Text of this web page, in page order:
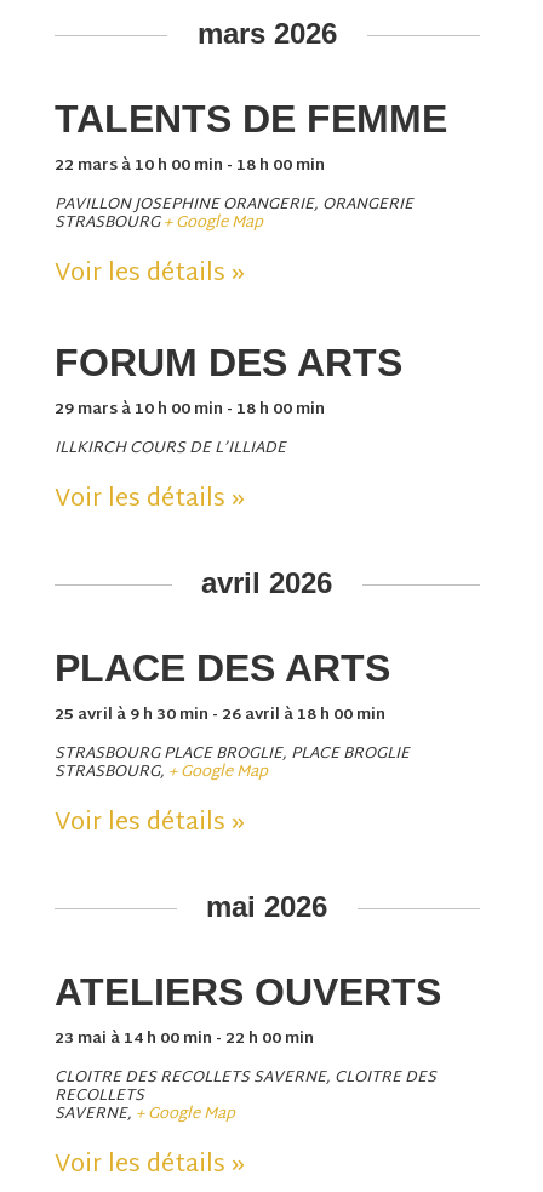
mars 2026
TALENTS DE FEMME
22 mars à 10 h 00 min - 18 h 00 min
PAVILLON JOSEPHINE ORANGERIE, ORANGERIE
STRASBOURG+ Google Map
Voir les détails »
FORUM DES ARTS
29 mars à 10 h 00 min - 18 h 00 min
ILLKIRCH COURS DE L’ILLIADE
Voir les détails »
avril 2026
PLACE DES ARTS
25 avril à 9 h 30 min - 26 avril à 18 h 00 min
STRASBOURG PLACE BROGLIE, PLACE BROGLIE
STRASBOURG, + Google Map
Voir les détails »
mai 2026
ATELIERS OUVERTS
23 mai à 14 h 00 min - 22 h 00 min
CLOITRE DES RECOLLETS SAVERNE, CLOITRE DES
RECOLLETS
SAVERNE, + Google Map
Voir les détails »